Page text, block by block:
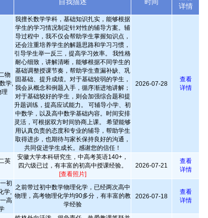
详情
物
学,
理
我擅长数学学科，基础知识扎实，能够根据
学生的学习情况制定针对性的辅导方案。辅
导过程中，我不仅会帮助学生掌握知识点，
还会注重培养学生的解题思路和学习习惯，
引导学生举一反三，提高学习效率。 我性格
耐心细致，讲解清晰，能够根据不同学生的
基础调整授课节奏，帮助学生查漏补缺、巩
固基础、提升成绩。对于基础较弱的学生，
我会从概念和例题入手，循序渐进地讲解；
对于基础较好的学生，则会加强综合题和提
升题训练，提高应试能力。 可辅导小学、初
中数学，以及高中数学基础内容。时间安排
灵活，可根据双方时间协商上课。 希望能够
用认真负责的态度和专业的辅导，帮助学生
取得进步，也期待与家长保持良好的沟通，
共同促进学生成长。感谢您的信任！
2026-07-28
查看
详情
英
安徽大学本科研究生，中高考英语140+，
四六级已过，有丰富的初高中授课经验。
[查看照片]
2026-07-21
查看
详情
初
学,
高
之前带过初中数学物理化学，已经两次高中
物理，高考物理化学均90多分，有丰富的教
学经验
2026-07-18
查看
详情